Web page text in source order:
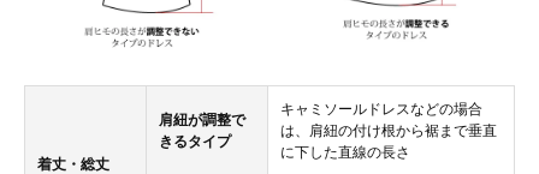
着丈・総丈
肩紐が調整で
きるタイプ
キャミソールドレスなどの場合
は、肩紐の付け根から裾まで垂直
に下した直線の長さ